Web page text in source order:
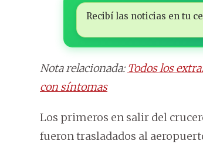
Recibí las noticias en tu
Nota relacionada:Todos los
con síntomas
Los primeros en salir del
fueron trasladados al